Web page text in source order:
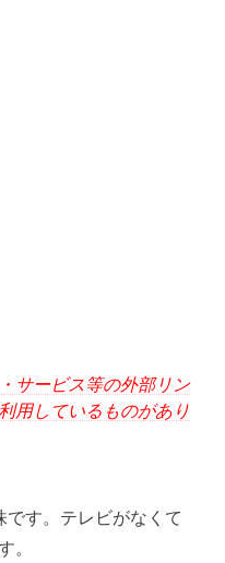
サービス等の外部リン
用しているものがあり
す。テレビがなくて
。